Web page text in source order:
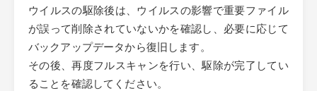
ウイルスの駆除後は、ウイルスの影響で重要ファイル
が誤って削除されていないかを確認し、必要に応じて
バックアップデータから復旧します。
その後、再度フルスキャンを行い、駆除が完了してい
ることを確認してください。